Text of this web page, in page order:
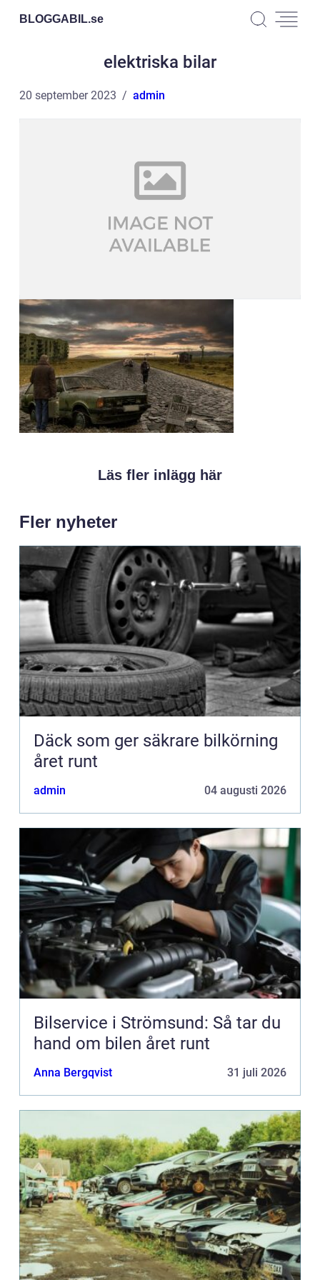
BLOGGABIL.se
elektriska bilar
20 september 2023 admin
Läs fler inlägg här
Fler nyheter
Däck som ger säkrare bilkörning
året runt
admin 04 augusti 2026
Bilservice i Strömsund: Så tar du
hand om bilen året runt
Anna Bergqvist 31 juli 2026